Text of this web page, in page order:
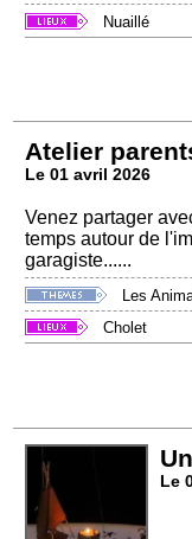
Nuaillé
Atelier
Le 01 avril 2026
Venez partager
temps autour de
garagiste......
Les
Cholet
Le